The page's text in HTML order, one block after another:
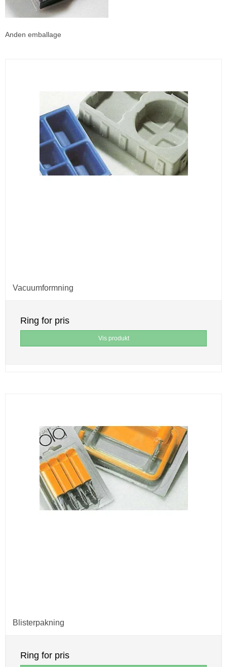
Anden emballage
Vacuumformning
Ring for pris
Vis produkt
Blisterpakning
Ring for pris